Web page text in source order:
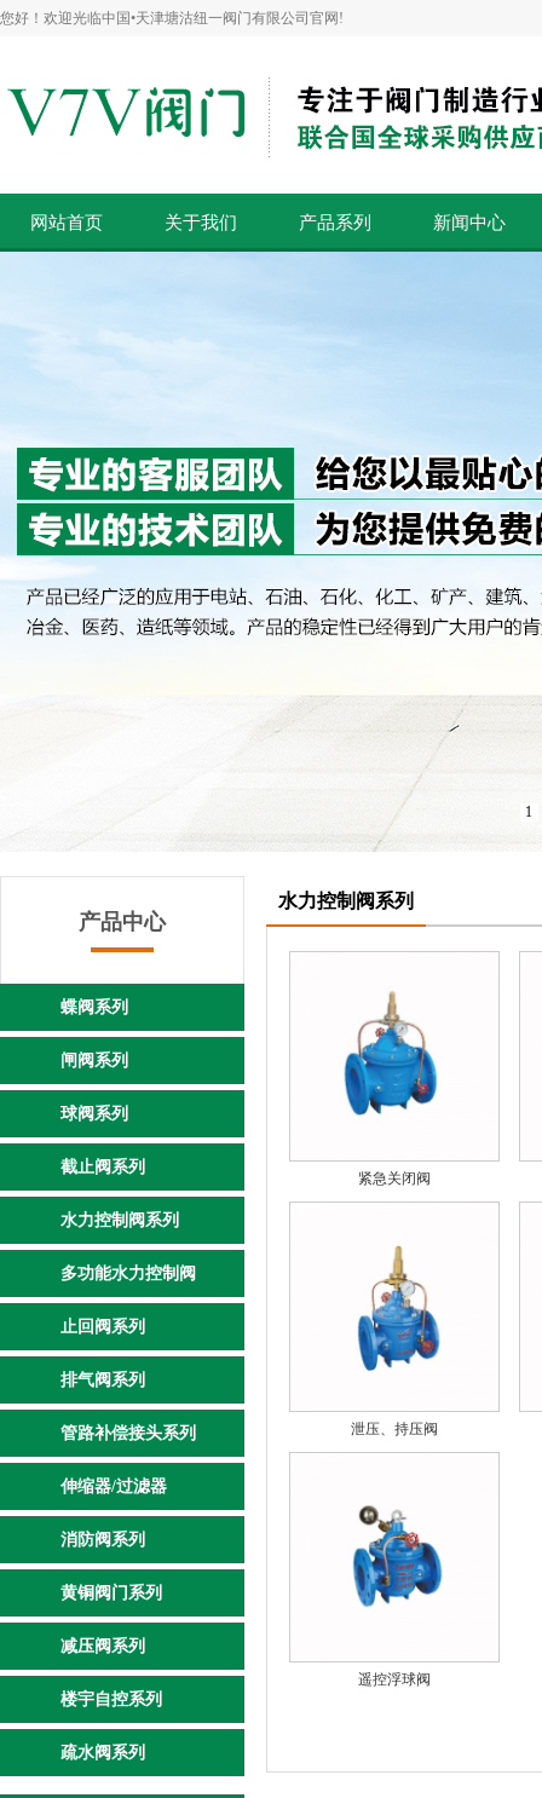
您好！欢迎光临中国•天津塘沽纽一阀门有限公司官网!
网站首页 关于我们 产品系列 新闻中心
1
产品中心
蝶阀系列
闸阀系列
球阀系列
截止阀系列
水力控制阀系列
多功能水力控制阀
止回阀系列
排气阀系列
管路补偿接头系列
伸缩器/过滤器
消防阀系列
黄铜阀门系列
减压阀系列
楼宇自控系列
疏水阀系列
水力控制阀系列
紧急关闭阀
泄压、持压阀
遥控浮球阀